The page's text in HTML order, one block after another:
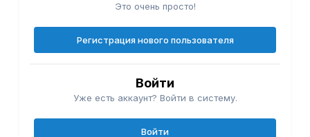
Это очень просто!
Регистрация нового пользователя
Войти
Уже есть аккаунт? Войти в систему.
Войти